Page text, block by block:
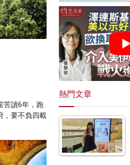
苦讀6年，跑
，要不負四載
熱門文章